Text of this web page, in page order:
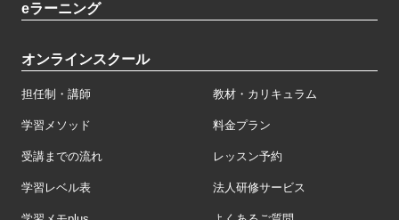
eラーニング
オンラインスクール
担任制・講師 教材・カリキュラム
学習メソッド 料金プラン
受講までの流れ レッスン予約
学習レベル表 法人研修サービス